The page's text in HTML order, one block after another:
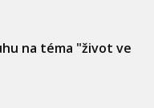
na téma "život ve